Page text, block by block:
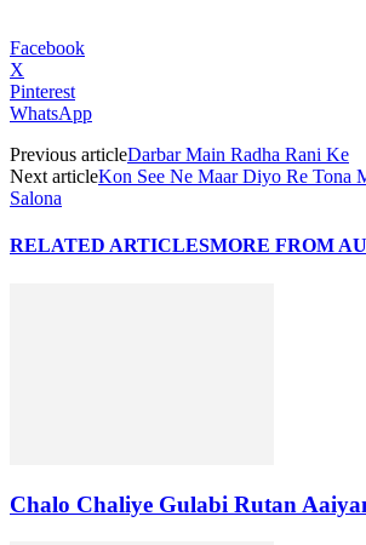
Facebook
X
Pinterest
WhatsApp
Previous articleDarbar Main Radha Rani Ke
Next articleKon See Ne Maar Diyo Re Tona
Salona
RELATED ARTICLESMORE FROM
Chalo Chaliye Gulabi Rutan